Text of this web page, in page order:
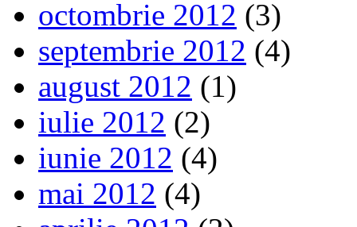
octombrie 2012 (3)
septembrie 2012 (4)
august 2012 (1)
iulie 2012 (2)
iunie 2012 (4)
mai 2012 (4)